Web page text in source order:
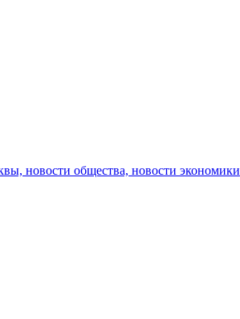
новости общества, новости экономики